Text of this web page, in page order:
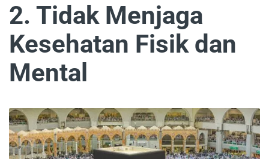
2. Tidak Menjaga
Kesehatan Fisik dan
Mental